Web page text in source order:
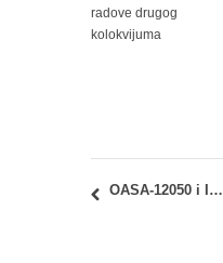
radove drugog
kolokvijuma
OASA-12050 i IASA-12050 Arhitektonske konstrukcije 2: Oktobarski ispitni rok – Uvid u radove